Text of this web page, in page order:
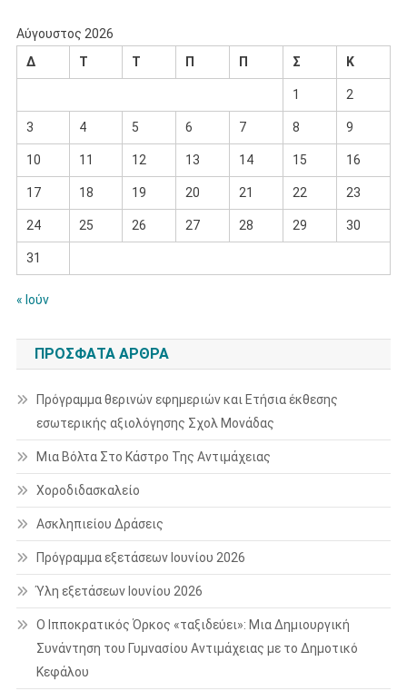
Αύγουστος 2026
Δ
Τ Τ Π Π Σ Κ
1 2
3 4 5 6 7 8 9
10 11 12 13 14 15 16
17 18 19 20 21 22 23
24 25 26 27 28 29 30
31
« Ιούν
ΠΡΌΣΦΑΤΑ ΆΡΘΡΑ
Πρόγραμμα θερινών εφημεριών και Ετήσια έκθεσης
εσωτερικής αξιολόγησης Σχολ Μονάδας
Μια Βόλτα Στο Κάστρο Της Αντιμάχειας
Χοροδιδασκαλείο
Ασκληπιείου Δράσεις
Πρόγραμμα εξετάσεων Ιουνίου 2026
Ύλη εξετάσεων Ιουνίου 2026
Ο Ιπποκρατικός Όρκος «ταξιδεύει»: Μια Δημιουργική
Συνάντηση του Γυμνασίου Αντιμάχειας με το Δημοτικό
Κεφάλου